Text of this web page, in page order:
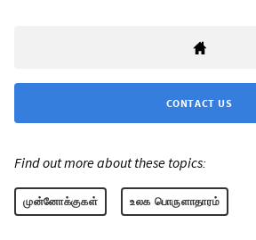
CONTACT US
Find out more about these topics:
முன்னோக்குகள் உலக பொருளாதாரம்